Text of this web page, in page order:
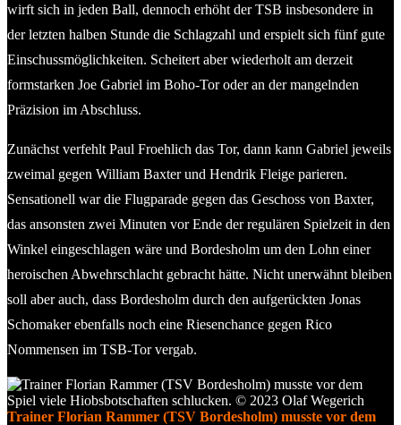
wirft sich in jeden Ball, dennoch erhöht der TSB insbesondere in
der letzten halben Stunde die Schlagzahl und erspielt sich fünf gute
Einschussmöglichkeiten. Scheitert aber wiederholt am derzeit
formstarken Joe Gabriel im Boho-Tor oder an der mangelnden
Präzision im Abschluss.
Zunächst verfehlt Paul Froehlich das Tor, dann kann Gabriel jeweils
zweimal gegen William Baxter und Hendrik Fleige parieren.
Sensationell war die Flugparade gegen das Geschoss von Baxter,
das ansonsten zwei Minuten vor Ende der regulären Spielzeit in den
Winkel eingeschlagen wäre und Bordesholm um den Lohn einer
heroischen Abwehrschlacht gebracht hätte. Nicht unerwähnt bleiben
soll aber auch, dass Bordesholm durch den aufgerückten Jonas
Schomaker ebenfalls noch eine Riesenchance gegen Rico
Nommensen im TSB-Tor vergab.
Trainer Florian Rammer (TSV Bordesholm) musste vor dem